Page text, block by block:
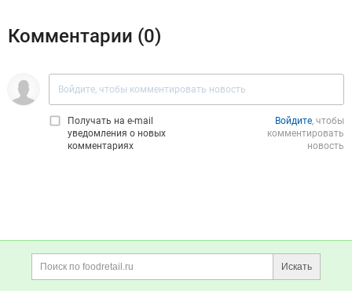
Комментарии (0)
Получать на e‑mail
уведомления о новых
комментариях
Войдите, чтобы
комментировать
новость
Дополнительная информация
Поиск по сайту и
Искать